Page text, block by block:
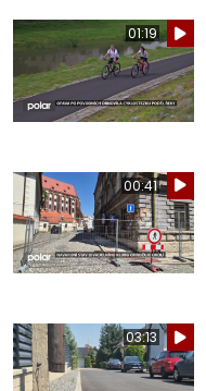
01:19
00:41
03:13